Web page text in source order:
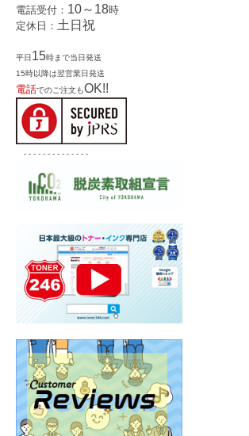
電話受付： 10～18時
定休日： 土日祝
平日 15時まで当日発送
15時以降は翌営業日発送
電話でのご注文もOK!!
- - - - - - - - - - - - - -